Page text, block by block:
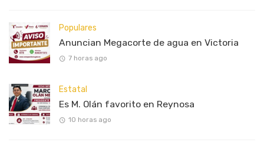
Populares
Anuncian Megacorte de agua en Victoria
7 horas ago
Estatal
Es M. Olán favorito en Reynosa
10 horas ago